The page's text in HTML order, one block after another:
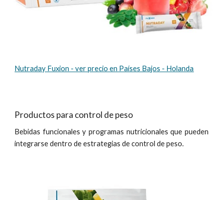
Nutraday Fuxion - ver precio en Países Bajos - Holanda
Productos para control de peso
Bebidas funcionales y programas nutricionales que pueden
integrarse dentro de estrategias de control de peso.